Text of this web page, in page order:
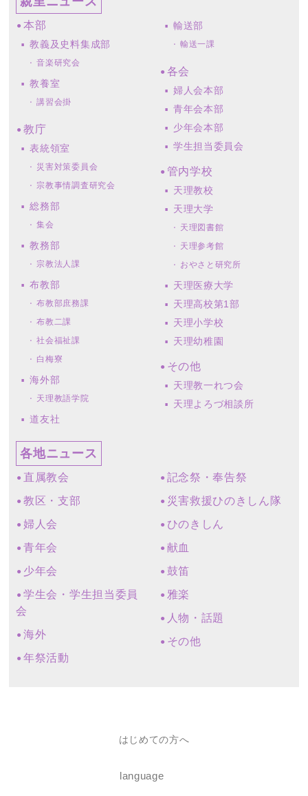
本部
教義及史料集成部
音楽研究会
教養室
講習会掛
教庁
表統領室
災害対策委員会
宗教事情調査研究会
総務部
集会
教務部
宗教法人課
布教部
布教部庶務課
布教二課
社会福祉課
白梅寮
海外部
天理教語学院
道友社
輸送部
輸送一課
各会
婦人会本部
青年会本部
少年会本部
学生担当委員会
管内学校
天理教校
天理大学
天理図書館
天理参考館
おやさと研究所
天理医療大学
天理高校第1部
天理小学校
天理幼稚園
その他
天理教一れつ会
天理よろづ相談所
各地ニュース
直属教会
教区・支部
婦人会
青年会
少年会
学生会・学生担当委員
会
海外
年祭活動
記念祭・奉告祭
災害救援ひのきしん隊
ひのきしん
献血
鼓笛
雅楽
人物・話題
その他
はじめての方へ
language